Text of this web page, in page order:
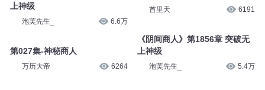
上神级
泡芙先生_ 6.6万
第027集-神秘商人
万历大帝 6264
首里天 6191
《阴间商人》第1856章 突破无
上神级
泡芙先生_ 5.4万